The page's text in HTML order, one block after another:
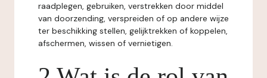
raadplegen, gebruiken, verstrekken door middel
van doorzending, verspreiden of op andere wijze
ter beschikking stellen, gelijktrekken of koppelen,
afschermen, wissen of vernietigen.